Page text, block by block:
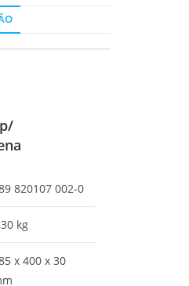
820107 002-0
kg
x 400 x 30